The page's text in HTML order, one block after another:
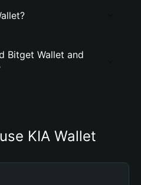
Bitget Wallet and
KIA Wallet